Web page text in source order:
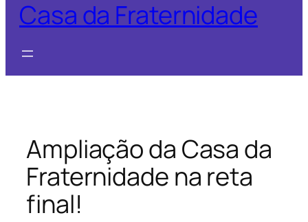
Casa da Fraternidade
Ampliação da Casa da
Fraternidade na reta
final!